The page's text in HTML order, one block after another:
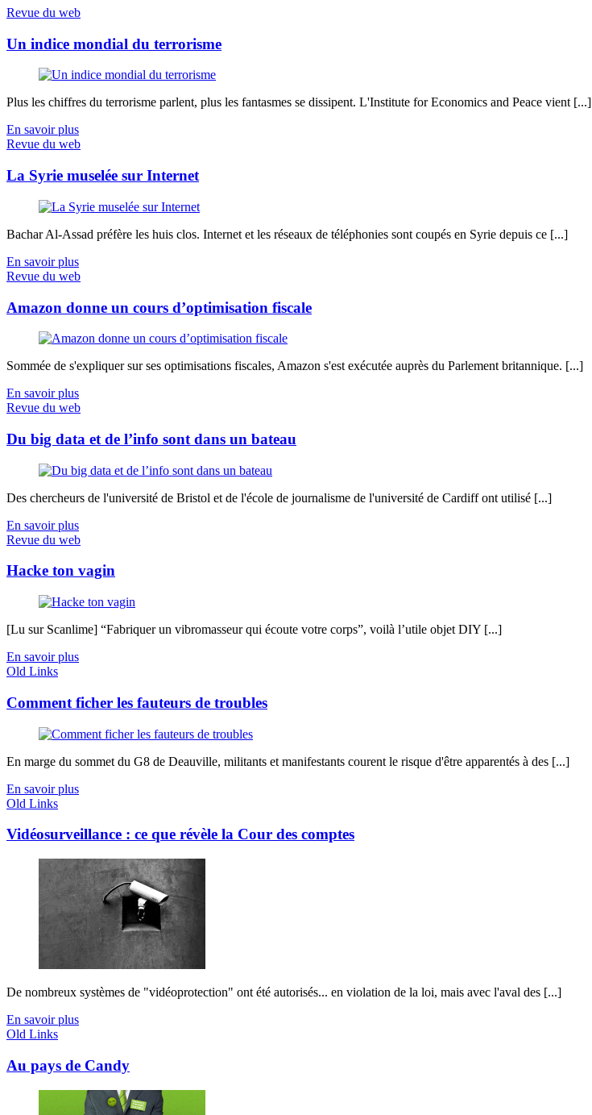
Revue du web
Un indice mondial du terrorisme
Plus les chiffres du terrorisme parlent, plus les fantasmes se dissipent. L'Institute for Economics and Peace vient [...]
En savoir plus
Revue du web
La Syrie muselée sur Internet
Bachar Al-Assad préfère les huis clos. Internet et les réseaux de téléphonies sont coupés en Syrie depuis ce [...]
En savoir plus
Revue du web
Amazon donne un cours d’optimisation fiscale
Sommée de s'expliquer sur ses optimisations fiscales, Amazon s'est exécutée auprès du Parlement britannique. [...]
En savoir plus
Revue du web
Du big data et de l’info sont dans un bateau
Des chercheurs de l'université de Bristol et de l'école de journalisme de l'université de Cardiff ont utilisé [...]
En savoir plus
Revue du web
Hacke ton vagin
[Lu sur Scanlime] “Fabriquer un vibromasseur qui écoute votre corps”, voilà l’utile objet DIY [...]
En savoir plus
Old Links
Comment ficher les fauteurs de troubles
En marge du sommet du G8 de Deauville, militants et manifestants courent le risque d'être apparentés à des [...]
En savoir plus
Old Links
Vidéosurveillance : ce que révèle la Cour des comptes
De nombreux systèmes de "vidéoprotection" ont été autorisés... en violation de la loi, mais avec l'aval des [...]
En savoir plus
Old Links
Au pays de Candy